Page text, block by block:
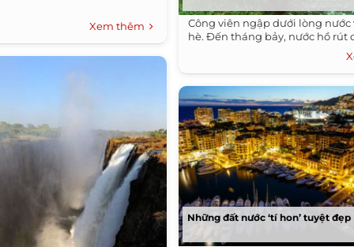
Xem thêm
Công viên ngập dưới lòng nước
hè. Đến tháng bảy, nước hồ rút
Những đất nước ‘tí hon’ tuyệt đẹp